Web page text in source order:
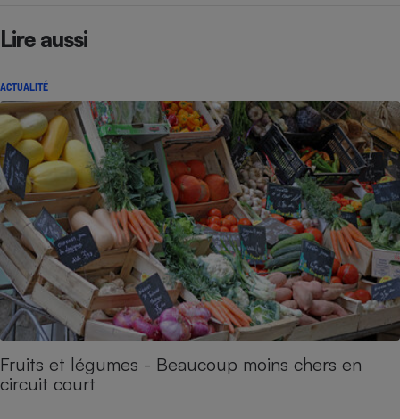
Lire aussi
ACTUALITÉ
Fruits et légumes - Beaucoup moins chers en
circuit court